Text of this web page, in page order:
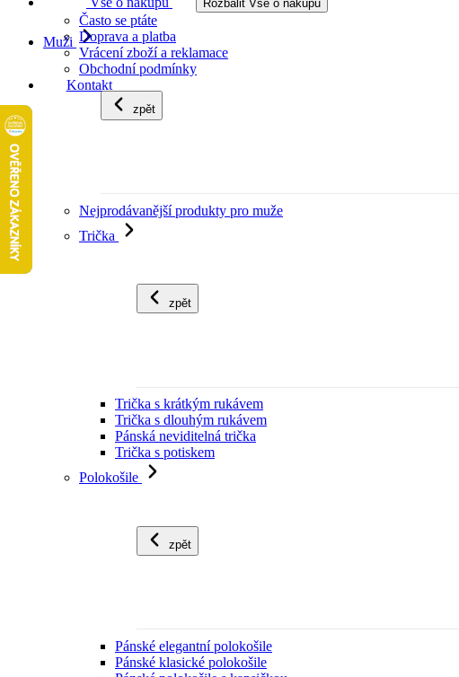
Rozbalit Vše o nákupu
Často se ptáte
Doprava a platba
Vrácení zboží a reklamace
Obchodní podmínky
Kontakt
Muži
zpět
Nejprodávanější produkty pro muže
Trička
zpět
Trička s krátkým rukávem
Trička s dlouhým rukávem
Pánská neviditelná trička
Trička s potiskem
Polokošile
zpět
Pánské elegantní polokošile
Pánské klasické polokošile